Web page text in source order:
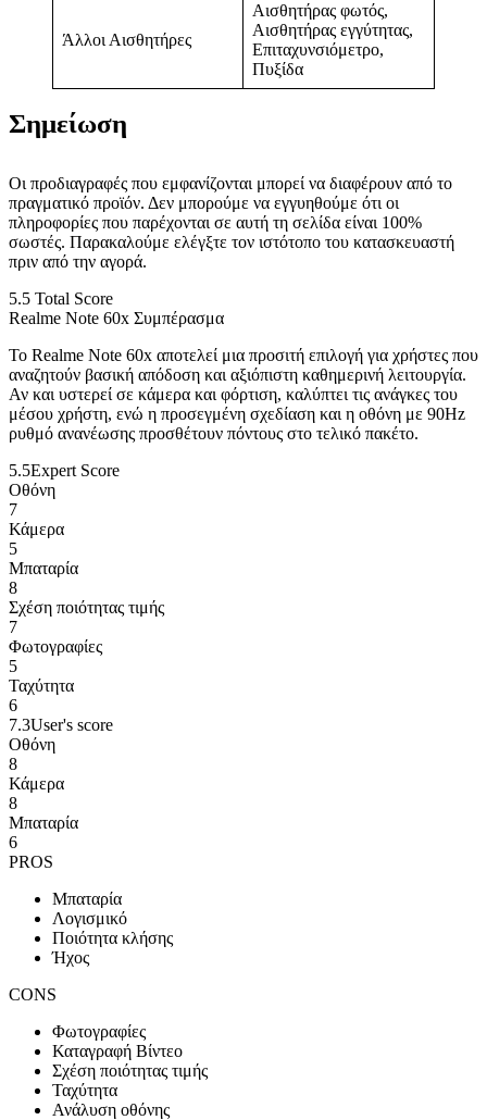
Άλλοι Αισθητήρες
Αισθητήρας φωτός,
Αισθητήρας εγγύτητας,
Επιταχυνσιόμετρο,
Πυξίδα
Σημείωση
Οι προδιαγραφές που εμφανίζονται μπορεί να διαφέρουν από το
πραγματικό προϊόν. Δεν μπορούμε να εγγυηθούμε ότι οι
πληροφορίες που παρέχονται σε αυτή τη σελίδα είναι 100%
σωστές. Παρακαλούμε ελέγξτε τον ιστότοπο του κατασκευαστή
πριν από την αγορά.
5.5 Total Score
Realme Note 60x Συμπέρασμα
Το Realme Note 60x αποτελεί μια προσιτή επιλογή για χρήστες που
αναζητούν βασική απόδοση και αξιόπιστη καθημερινή λειτουργία.
Αν και υστερεί σε κάμερα και φόρτιση, καλύπτει τις ανάγκες του
μέσου χρήστη, ενώ η προσεγμένη σχεδίαση και η οθόνη με 90Hz
ρυθμό ανανέωσης προσθέτουν πόντους στο τελικό πακέτο.
5.5Expert Score
Οθόνη
7
Κάμερα
5
Μπαταρία
8
Σχέση ποιότητας τιμής
7
Φωτογραφίες
5
Ταχύτητα
6
7.3User's score
Οθόνη
8
Κάμερα
8
Μπαταρία
6
PROS
Μπαταρία
Λογισμικό
Ποιότητα κλήσης
Ήχος
CONS
Φωτογραφίες
Καταγραφή Βίντεο
Σχέση ποιότητας τιμής
Ταχύτητα
Ανάλυση οθόνης